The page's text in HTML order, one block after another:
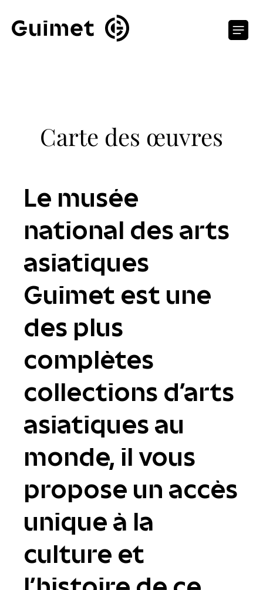
Carte des œuvres
Le musée
national des arts
asiatiques
Guimet est une
des plus
complètes
collections d'arts
asiatiques au
monde, il vous
propose un accès
unique à la
culture et